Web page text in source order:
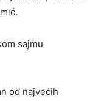
sajmu
od najvećih